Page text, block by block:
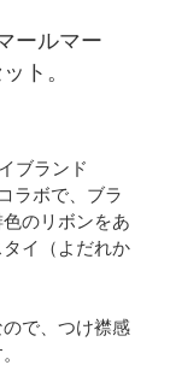
ールマー
ト。
ブランド
ラボで、ブラ
のリボンをあ
イ（よだれか
で、つけ襟感